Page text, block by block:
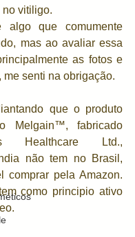
vitiligo.
que comumente
mas ao avaliar essa
as fotos e
me senti na obrigação.
que o produto
Melgain™, fabricado
Healthcare Ltd.,
não tem no Brasil,
comprar pela Amazon.
como principio ativo